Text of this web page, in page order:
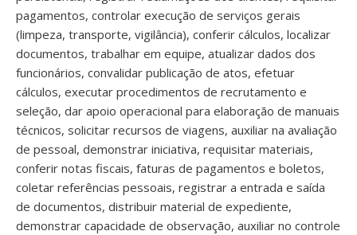
pagamentos, controlar execução de serviços gerais
(limpeza, transporte, vigilância), conferir cálculos, localizar
documentos, trabalhar em equipe, atualizar dados dos
funcionários, convalidar publicação de atos, efetuar
cálculos, executar procedimentos de recrutamento e
seleção, dar apoio operacional para elaboração de manuais
técnicos, solicitar recursos de viagens, auxiliar na avaliação
de pessoal, demonstrar iniciativa, requisitar materiais,
conferir notas fiscais, faturas de pagamentos e boletos,
coletar referências pessoais, registrar a entrada e saída
de documentos, distribuir material de expediente,
demonstrar capacidade de observação, auxiliar no controle